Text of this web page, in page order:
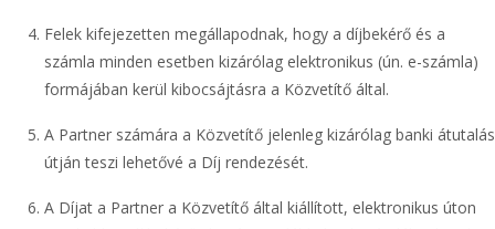
Felek kifejezetten megállapodnak, hogy a díjbekérő és a
számla minden esetben kizárólag elektronikus (ún. e-számla)
formájában kerül kibocsájtásra a Közvetítő által.
A Partner számára a Közvetítő jelenleg kizárólag banki átutalás
útján teszi lehetővé a Díj rendezését.
A Díjat a Partner a Közvetítő által kiállított, elektronikus úton